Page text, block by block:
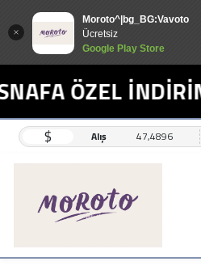
Moroto^|bg_BG:Vavoto
Ücretsiz
Google Play Store
ÖZEL İNDİRİM
$ Alış 47,4896